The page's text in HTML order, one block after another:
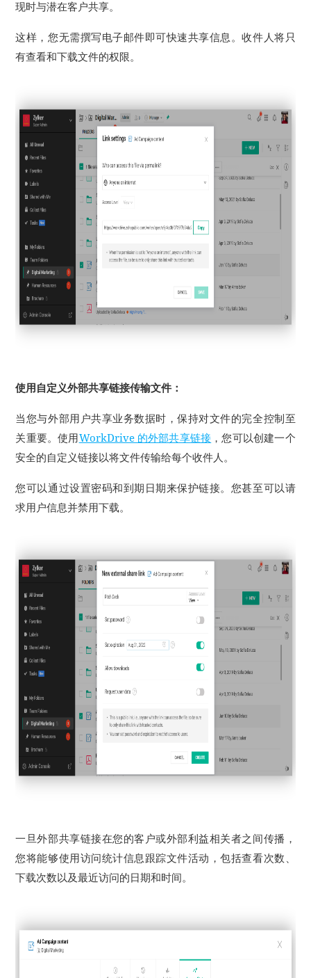
现时与潜在客户共享。
这样，您无需撰写电子邮件即可快速共享信息。收件人将只
有查看和下载文件的权限。
使用自定义外部共享链接传输文件：
当您与外部用户共享业务数据时，保持对文件的完全控制至
关重要。使用WorkDrive 的外部共享链接 ，您可以创建一个
安全的自定义链接以将文件传输给每个收件人。
您可以通过设置密码和到期日期来保护链接。 您甚至可以请
求用户信息并禁用下载。
一旦外部共享链接在您的客户或外部利益相关者之间传播，
您将能够使用访问统计信息跟踪文件活动，包括查看次数、
下载次数以及最近访问的日期和时间。